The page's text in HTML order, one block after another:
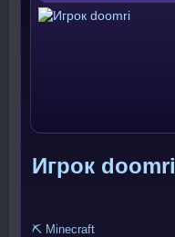
Игрок doomri
⛏️ Minecraft